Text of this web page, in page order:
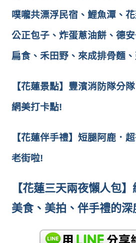
噗嚨共漂浮民宿、鯉魚潭、
公正包子、炸蛋蔥油餅、德
扁食、禾田野、來成排骨麵
【花蓮景點】豐濱消防隊分
網美打卡點!
【花蓮伴手禮】短腿阿鹿．
老街啦!
【花蓮三天兩夜懶人包
美食、美拍、伴手禮的